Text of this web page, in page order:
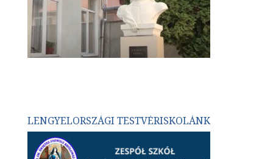
LENGYELORSZÁGI TESTVÉRISKOLÁNK